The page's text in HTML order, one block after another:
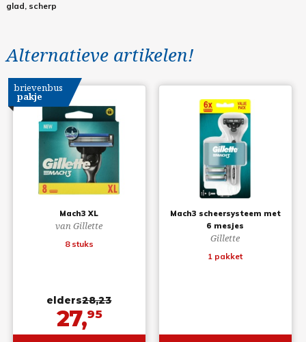
glad, scherp
Alternatieve artikelen!
Mach3 XL
van Gillette
8 stuks
brievenbus
pakje
elders28,23
27,95
Mach3 scheersysteem met
6 mesjes
Gillette
1 pakket